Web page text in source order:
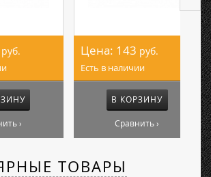
руб.
›
Цена: 143 руб.
Есть в наличии
В КОРЗИНУ
Сравнить ›
ТОВАРЫ